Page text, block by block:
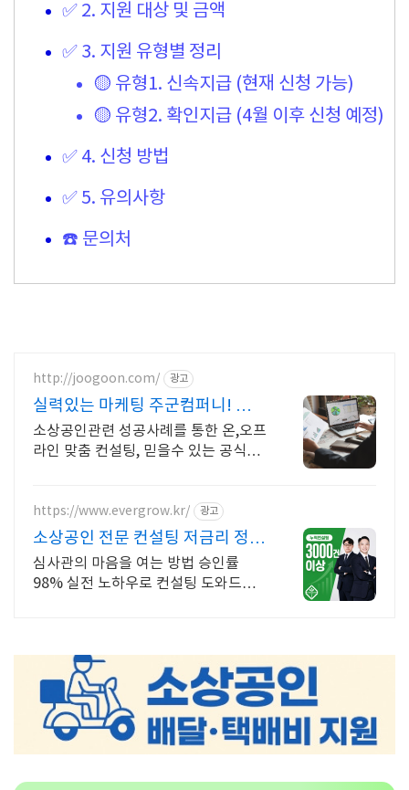
✅ 2. 지원 대상 및 금액
✅ 3. 지원 유형별 정리
🟡 유형1. 신속지급 (현재 신청 가능)
🟡 유형2. 확인지급 (4월 이후 신청 예정)
✅ 4. 신청 방법
✅ 5. 유의사항
☎️ 문의처
http://joogoon.com/ 광고
실력있는 마케팅 주군컴퍼니! 광고
성과는 톡톡히!
소상공인관련 성공사례를 통한 온,오프
라인 맞춤 컨설팅, 믿을수 있는 공식대
https://www.evergrow.kr/ 광고
소상공인 전문 컨설팅 저금리 정책
자금 지금 신청
심사관의 마음을 여는 방법 승인률
98% 실전 노하우로 컨설팅 도와드립